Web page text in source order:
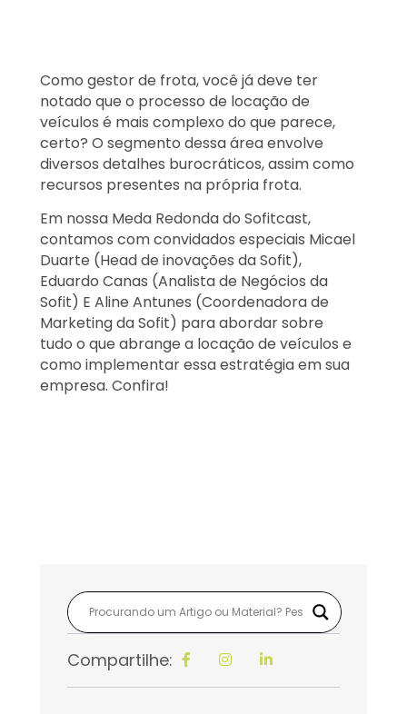
Como gestor de frota, você já deve ter
notado que o processo de locação de
veículos é mais complexo do que parece,
certo? O segmento dessa área envolve
diversos detalhes burocráticos, assim como
recursos presentes na própria frota.
Em nossa Meda Redonda do Sofitcast,
contamos com convidados especiais Micael
Duarte (Head de inovações da Sofit),
Eduardo Canas (Analista de Negócios da
Sofit) E Aline Antunes (Coordenadora de
Marketing da Sofit) para abordar sobre
tudo o que abrange a locação de veículos e
como implementar essa estratégia em sua
empresa. Confira!
Compartilhe: